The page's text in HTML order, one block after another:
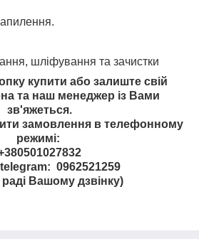
шліфування та зачистки
купити або залиште свій
та наш менеджер із Вами
зв'яжеться.
замовлення в телефонному
режимі:
0962521259
Вашому дзвінку)